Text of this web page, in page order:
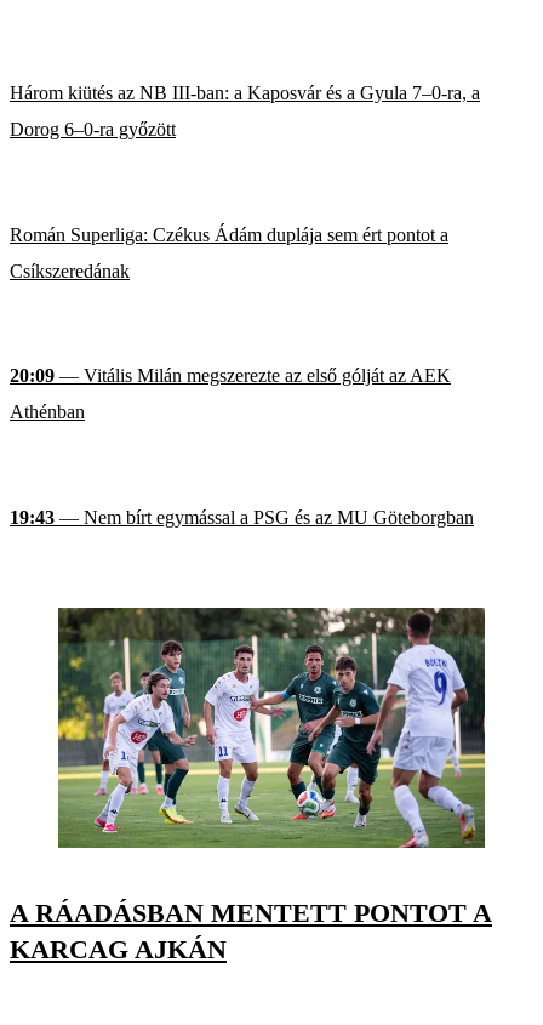
Három kiütés az NB III-ban: a Kaposvár és a Gyula 7–0-ra, a
Dorog 6–0-ra győzött
Román Superliga: Czékus Ádám duplája sem ért pontot a
Csíkszeredának
20:09 — Vitális Milán megszerezte az első gólját az AEK
Athénban
19:43 — Nem bírt egymással a PSG és az MU Göteborgban
A RÁADÁSBAN MENTETT PONTOT A
KARCAG AJKÁN